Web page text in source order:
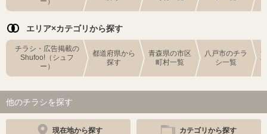
エリア×カテゴリから探す
チラシ・広告掲載の
Shufoo!（シュフ
ー）
都道府県から
探す
青森県の市区
町村一覧
八戸市のチラ
シ一覧
他のチラシを探す
現在地から探す カテゴリから探す